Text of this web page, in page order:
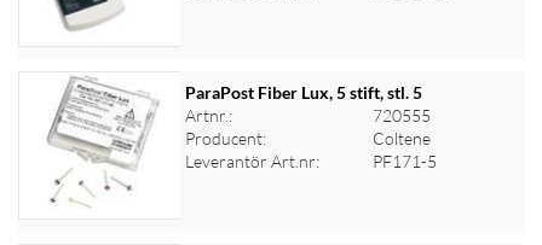
Logga in för priser
ParaPost Fiber Lux, 5 stift, stl. 5
Artnr.:
720555
Producent:
Coltene
Leverantör Art.nr:
PF171-5